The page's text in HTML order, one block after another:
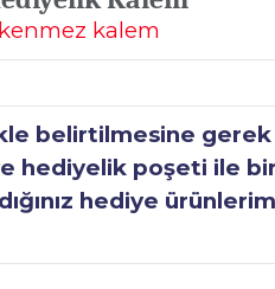
kalem
belirtilmesine gerek
hediyelik poşeti ile
hediye